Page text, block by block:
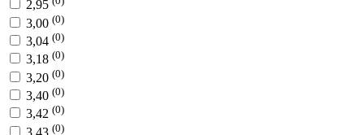
2,95
3,00 (0)
3,04 (0)
3,18 (0)
3,20 (0)
3,40 (0)
3,42 (0)
3,43 (0)